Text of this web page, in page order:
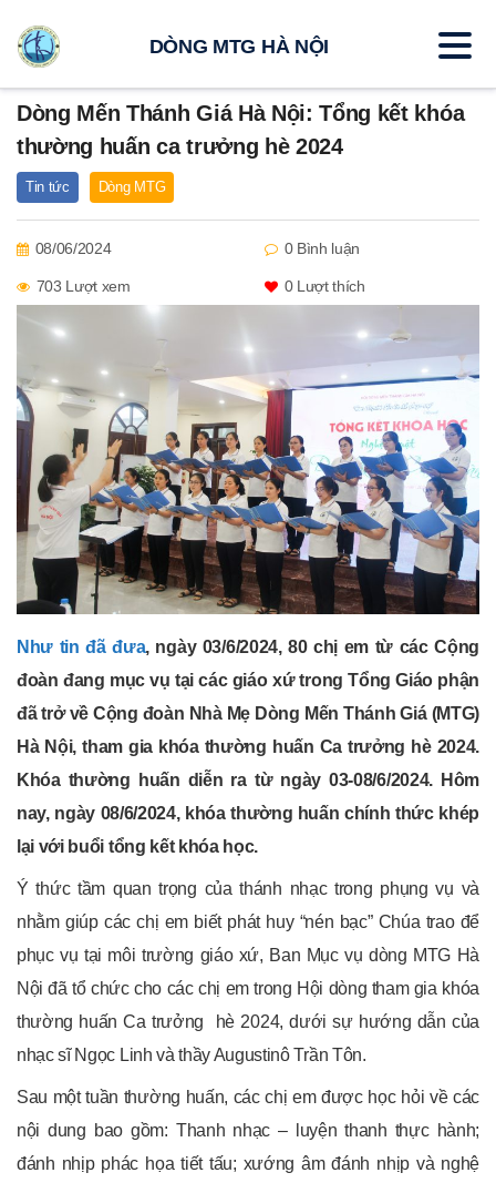
Dòng Mến Thánh Giá Hà Nội: Tổng kết khóa
thường huấn ca trưởng hè 2024
Tin tức Dòng MTG
08/06/2024 0 Bình luận
703 Lượt xem 0Lượt thích
Như tin đã đưa, ngày 03/6/2024, 80 chị em từ các Cộng
đoàn đang mục vụ tại các giáo xứ trong Tổng Giáo phận
đã trở về Cộng đoàn Nhà Mẹ Dòng Mến Thánh Giá (MTG)
Hà Nội, tham gia khóa thường huấn Ca trưởng hè 2024.
Khóa thường huấn diễn ra từ ngày 03-08/6/2024. Hôm
nay, ngày 08/6/2024, khóa thường huấn chính thức khép
lại với buổi tổng kết khóa học.
Ý thức tầm quan trọng của thánh nhạc trong phụng vụ và
nhằm giúp các chị em biết phát huy “nén bạc” Chúa trao để
phục vụ tại môi trường giáo xứ, Ban Mục vụ dòng MTG Hà
Nội đã tổ chức cho các chị em trong Hội dòng tham gia khóa
thường huấn Ca trưởng hè 2024, dưới sự hướng dẫn của
nhạc sĩ Ngọc Linh và thầy Augustinô Trần Tôn.
Sau một tuần thường huấn, các chị em được học hỏi về các
nội dung bao gồm: Thanh nhạc – luyện thanh thực hành;
đánh nhịp phác họa tiết tấu; xướng âm đánh nhịp và nghệ
DÒNG MTG HÀ NỘI